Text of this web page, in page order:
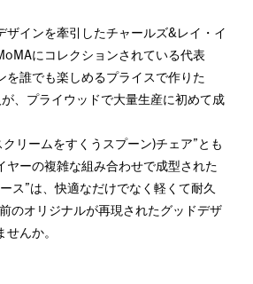
ザインを牽引したチャールズ&レイ・イ
にコレクションされている代表
を誰でも楽しめるプライスで作りた
、プライウッドで大量生産に初めて成
リームをすくうスプーン)チェア”とも
ヤーの複雑な組み合わせで成型された
ス”は、快適なだけでなく軽くて耐久
のオリジナルが再現されたグッドデザ
せんか。